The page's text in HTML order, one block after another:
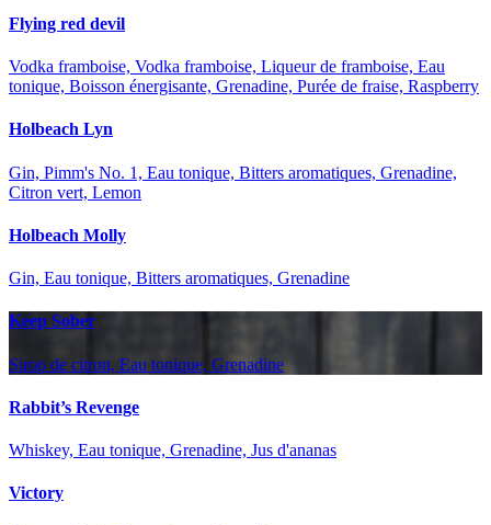
Flying red devil
Vodka framboise, Vodka framboise, Liqueur de framboise, Eau
tonique, Boisson énergisante, Grenadine, Purée de fraise, Raspberry
Holbeach Lyn
Gin, Pimm's No. 1, Eau tonique, Bitters aromatiques, Grenadine,
Citron vert, Lemon
Holbeach Molly
Gin, Eau tonique, Bitters aromatiques, Grenadine
Keep Sober
Sirop de citron, Eau tonique, Grenadine
Rabbit’s Revenge
Whiskey, Eau tonique, Grenadine, Jus d'ananas
Victory